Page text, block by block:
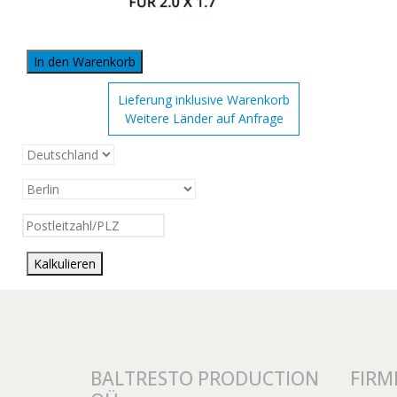
In den Warenkorb
Lieferung inklusive Warenkorb
Weitere Länder auf Anfrage
Kalkulieren
BALTRESTO PRODUCTION